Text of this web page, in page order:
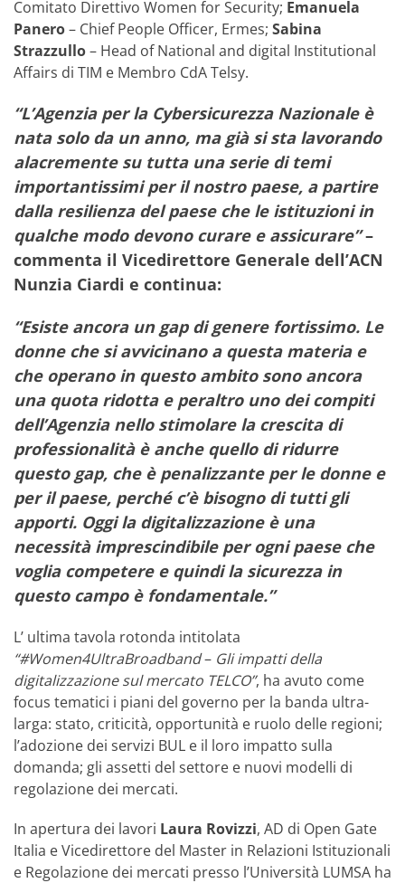
Comitato Direttivo Women for Security; Emanuela
Panero– Chief People Officer, Ermes; Sabina
Strazzullo– Head of National and digital Institutional
Affairs di TIM e Membro CdA Telsy.
“L’Agenzia per la Cybersicurezza Nazionale è
nata solo da un anno, ma già si sta lavorando
alacremente su tutta una serie di temi
importantissimi per il nostro paese, a partire
dalla resilienza del paese che le istituzioni in
qualche modo devono curare e assicurare”–
commenta il Vicedirettore Generale dell’ACN
Nunzia Ciardi e continua:
“Esiste ancora un gap di genere fortissimo. Le
donne che si avvicinano a questa materia e
che operano in questo ambito sono ancora
una quota ridotta e peraltro uno dei compiti
dell’Agenzia nello stimolare la crescita di
professionalità è anche quello di ridurre
questo gap, che è penalizzante per le donne e
per il paese, perché c’è bisogno di tutti gli
apporti. Oggi la digitalizzazione è una
necessità imprescindibile per ogni paese che
voglia competere e quindi la sicurezza in
questo campo è fondamentale.”
L’ ultima tavola rotonda intitolata
“#Women4UltraBroadband– Gli impatti della
digitalizzazione sul mercato TELCO”, ha avuto come
focus tematici i piani del governo per la banda ultra-
larga: stato, criticità, opportunità e ruolo delle regioni;
l’adozione dei servizi BUL e il loro impatto sulla
domanda; gli assetti del settore e nuovi modelli di
regolazione dei mercati.
In apertura dei lavori Laura Rovizzi, AD di Open Gate
Italia e Vicedirettore del Master in Relazioni Istituzionali
e Regolazione dei mercati presso l’Università LUMSA ha